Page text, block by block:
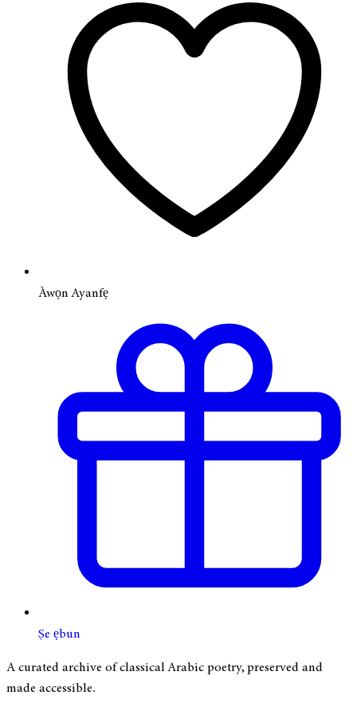
Àwọn Ayanfẹ
Ṣe ẹbun
A curated archive of classical Arabic poetry, preserved and
made accessible.